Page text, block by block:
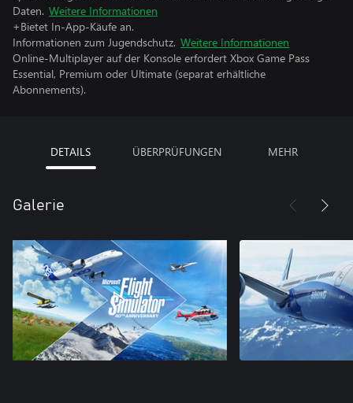
Daten. Weitere Informationen
+Bietet In-App-Käufe an.
Informationen zum Jugendschutz. Weitere Informationen
Online-Multiplayer auf der Konsole erfordert Xbox Game Pass
Essential, Premium oder Ultimate (separat erhältliche
Abonnements).
DETAILS ÜBERPRÜFUNGEN MEHR
Galerie